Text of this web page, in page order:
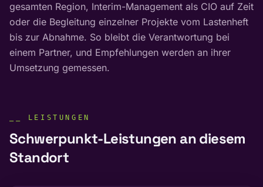
gesamten Region, Interim-Management als CIO auf Zeit
oder die Begleitung einzelner Projekte vom Lastenheft
bis zur Abnahme. So bleibt die Verantwortung bei
einem Partner, und Empfehlungen werden an ihrer
Umsetzung gemessen.
⎯⎯ LEISTUNGEN
Schwerpunkt-Leistungen an diesem
Standort